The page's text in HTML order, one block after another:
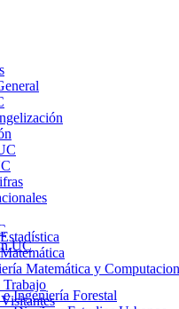
UC
Ingeniería Forestal
Matemática y
Trabajo